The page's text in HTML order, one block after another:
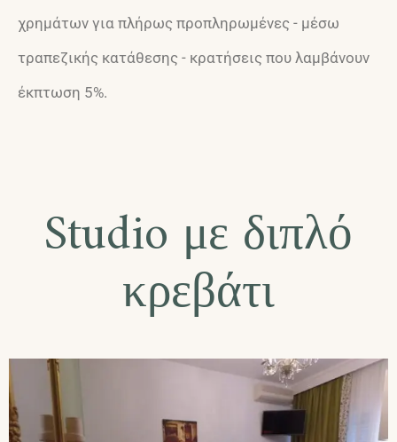
χρημάτων για πλήρως προπληρωμένες - μέσω
τραπεζικής κατάθεσης - κρατήσεις που λαμβάνουν
έκπτωση 5%.
Studio με διπλό
κρεβάτι